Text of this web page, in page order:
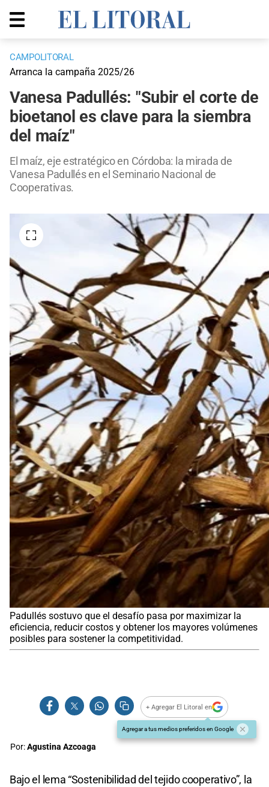
CAMPOLITORAL
Arranca la campaña 2025/26
Vanesa Padullés: "Subir el corte de
bioetanol es clave para la siembra
del maíz"
El maíz, eje estratégico en Córdoba: la mirada de
Vanesa Padullés en el Seminario Nacional de
Cooperativas.
Padullés sostuvo que el desafío pasa por maximizar la
eficiencia, reducir costos y obtener los mayores volúmenes
posibles para sostener la competitividad.
+ Agregar El Litoral en
Agregar a tus medios preferidos en Google
Por:Agustina Azcoaga
Bajo el lema “Sostenibilidad del tejido cooperativo”, la